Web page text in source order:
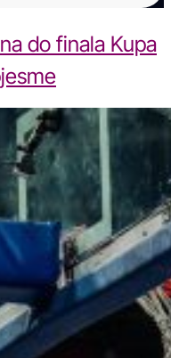
do finala Kupa